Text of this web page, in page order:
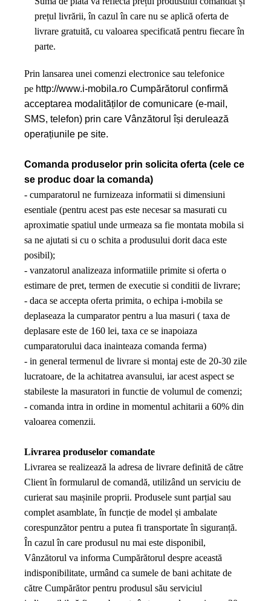
prețul livrării, în cazul în care nu se aplică oferta de
livrare gratuită, cu valoarea specificată pentru fiecare în
parte.
Prin lansarea unei comenzi electronice sau telefonice
pe http://www.i-mobila.ro Cumpărătorul confirmă
acceptarea modalităților de comunicare (e-mail,
SMS, telefon) prin care Vânzătorul își derulează
operațiunile pe site.
Comanda produselor prin solicita oferta (cele ce
se produc doar la comanda)
- cumparatorul ne furnizeaza informatii si dimensiuni
esentiale (pentru acest pas este necesar sa masurati cu
aproximatie spatiul unde urmeaza sa fie montata mobila si
sa ne ajutati si cu o schita a produsului dorit daca este
posibil);
- vanzatorul analizeaza informatiile primite si oferta o
estimare de pret, termen de executie si conditii de livrare;
- daca se accepta oferta primita, o echipa i-mobila se
deplaseaza la cumparator pentru a lua masuri ( taxa de
deplasare este de 160 lei, taxa ce se inapoiaza
cumparatorului daca inainteaza comanda ferma)
- in general termenul de livrare si montaj este de 20-30 zile
lucratoare, de la achitatrea avansului, iar acest aspect se
stabileste la masuratori in functie de volumul de comenzi;
- comanda intra in ordine in momentul achitarii a 60% din
valoarea comenzii.
Livrarea produselor comandate
Livrarea se realizează la adresa de livrare definită de către
Client în formularul de comandă, utilizând un serviciu de
curierat sau mașinile proprii. Produsele sunt parțial sau
complet asamblate, în funcție de model și ambalate
corespunzător pentru a putea fi transportate în siguranță.
În cazul în care produsul nu mai este disponibil,
Vânzătorul va informa Cumpărătorul despre această
indisponibilitate, urmând ca sumele de bani achitate de
către Cumpărător pentru produsul său serviciul